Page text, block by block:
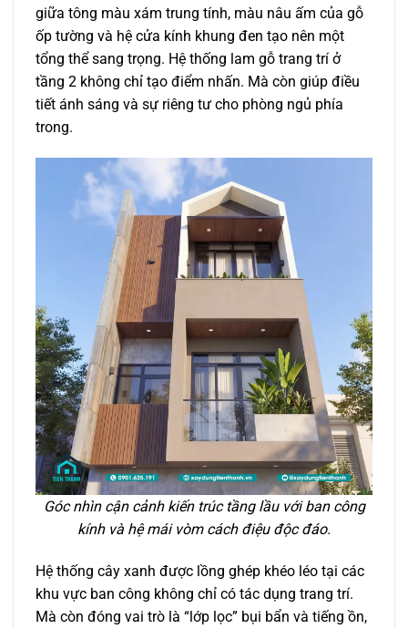
giữa tông màu xám trung tính, màu nâu ấm của gỗ
ốp tường và hệ cửa kính khung đen tạo nên một
tổng thể sang trọng. Hệ thống lam gỗ trang trí ở
tầng 2 không chỉ tạo điểm nhấn. Mà còn giúp điều
tiết ánh sáng và sự riêng tư cho phòng ngủ phía
trong.
Góc nhìn cận cảnh kiến trúc tầng lầu với ban công
kính và hệ mái vòm cách điệu độc đáo.
Hệ thống cây xanh được lồng ghép khéo léo tại các
khu vực ban công không chỉ có tác dụng trang trí.
Mà còn đóng vai trò là “lớp lọc” bụi bẩn và tiếng ồn,